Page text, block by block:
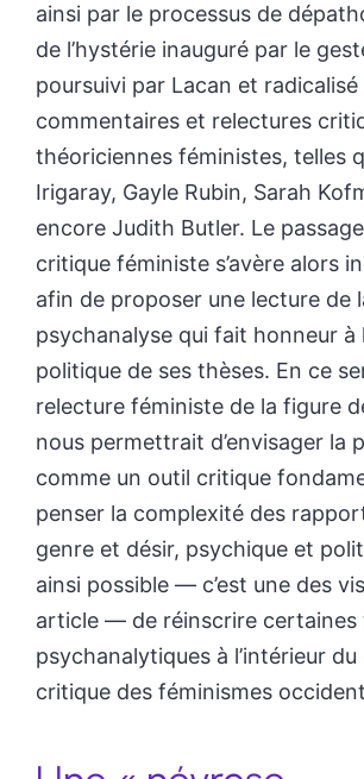
ainsi par le processus de
de l’hystérie inauguré par le
poursuivi par Lacan et
commentaires et relectures
théoriciennes féministes, telles
Irigaray, Gayle Rubin, Sarah
encore Judith Butler. Le
critique féministe s’avère alors
afin de proposer une lecture de
psychanalyse qui fait honneur à
politique de ses thèses. En ce
relecture féministe de la figure
nous permettrait d’envisager la
comme un outil critique
penser la complexité des
genre et désir, psychique et
ainsi possible — c’est une des
article — de réinscrire certaines
psychanalytiques à l’intérieur du
critique des féminismes